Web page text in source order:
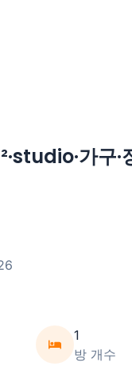
가구
1
방 개수